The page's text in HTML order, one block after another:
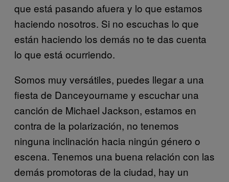
que está pasando afuera y lo que estamos
haciendo nosotros. Si no escuchas lo que
están haciendo los demás no te das cuenta
lo que está ocurriendo.
Somos muy versátiles, puedes llegar a una
fiesta de Danceyourname y escuchar una
canción de Michael Jackson, estamos en
contra de la polarización, no tenemos
ninguna inclinación hacia ningún género o
escena. Tenemos una buena relación con las
demás promotoras de la ciudad, hay un